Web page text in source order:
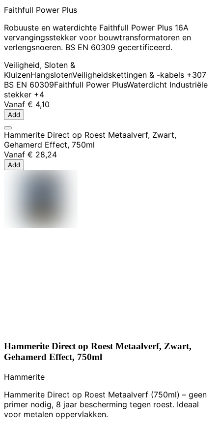
Faithfull Power Plus
Robuuste en waterdichte Faithfull Power Plus 16A
vervangingsstekker voor bouwtransformatoren en
verlengsnoeren. BS EN 60309 gecertificeerd.
Veiligheid, Sloten &
KluizenHangslotenVeiligheidskettingen & -kabels +307
BS EN 60309Faithfull Power PlusWaterdicht Industriële
stekker +4
Vanaf € 4,10
Add
Hammerite Direct op Roest Metaalverf, Zwart,
Gehamerd Effect, 750ml
Vanaf € 28,24
Add
Hammerite Direct op Roest Metaalverf, Zwart,
Gehamerd Effect, 750ml
Hammerite
Hammerite Direct op Roest Metaalverf (750ml) – geen
primer nodig, 8 jaar bescherming tegen roest. Ideaal
voor metalen oppervlakken.